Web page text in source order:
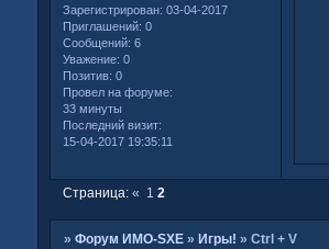
Зарегистрирован: 03-04-2017
Приглашений: 0
Сообщений: 6
Уважение: 0
Позитив: 0
Провел на форуме:
33 минуты
Последний визит:
15-04-2017 19:35:11
Страница: « 1 2
» Форум ИМО-SXE » Игры! » Ctrl + V